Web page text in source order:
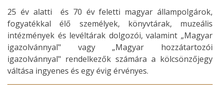
25 év alatti és 70 év feletti magyar állampolgárok,
fogyatékkal élő személyek, könyvtárak, muzeális
intézmények és levéltárak dolgozói, valamint „Magyar
igazolvánnyal" vagy „Magyar hozzátartozói
igazolvánnyal" rendelkezők számára a kölcsönzőjegy
váltása ingyenes és egy évig érvényes.